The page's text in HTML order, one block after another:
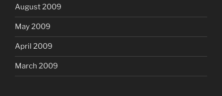
August 2009
May 2009
April 2009
March 2009